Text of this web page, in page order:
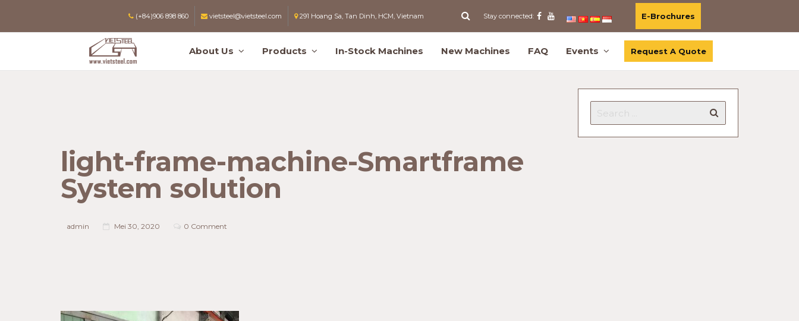
(+84)906 898 860 vietsteel@vietsteel.com 291 Hoang Sa, Tan Dinh, HCM, Vietnam Stay connected: E-Brochures
About Us Products In-Stock Machines New Machines FAQ Events Request A Quote
light-frame-machine-Smartframe
System solution
admin Mei 30, 2020 0 Comment